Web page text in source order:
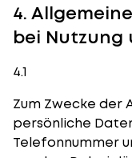
4.
bei Nutzung
4.1
Zum Zwecke der
persönliche
Telefonnummer